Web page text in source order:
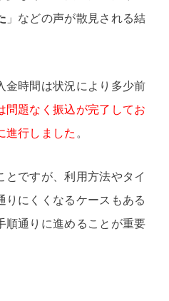
」などの声が散見される結
金時間は状況により多少前
問題なく振込が完了してお
進行しました 。
ですが、利用方法やタイ
りにくくなるケースもある
順通りに進めることが重要